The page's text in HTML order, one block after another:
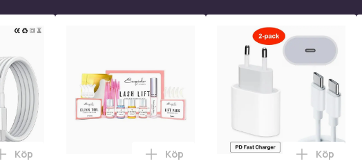
- Adapter + Kabel 25W lightning - USB-C 2m i varukorgen
Lägg till iPhone 17 / 16 / 15 Snabbladdare med 2M USB-C till USB-C
Köp Lägg till LashLift Kit av Esefido i
Köp Lägg till
Köp